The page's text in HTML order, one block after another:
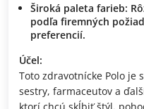
Široká paleta farieb:
podľa firemných
preferencií.
Účel:
Toto zdravotnícke Polo je
sestry, farmaceutov a
ktorí chcú skĺbiť štýl,